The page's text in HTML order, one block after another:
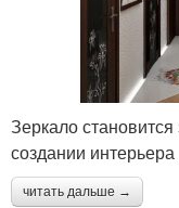
Зеркало
создании интерьера
читать дальше →